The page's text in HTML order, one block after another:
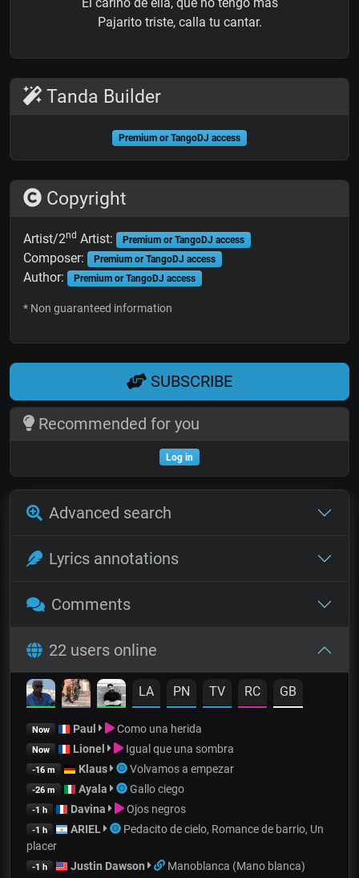
Pajarito triste, calla tu cantar.
Tanda Builder
Premium or TangoDJ access
Copyright
Artist/2nd Artist: Premium or TangoDJ access
Composer: Premium or TangoDJ access
Author: Premium or TangoDJ access
* Non guaranteed information
SUBSCRIBE
Recommended for you
Log in
Advanced search
Lyrics annotations
Comments
22 users online
LA PN TV RC GB
Now Paul Como una herida
Now Lionel Igual que una sombra
-16 m Klaus Volvamos a empezar
-26 m Ayala Gallo ciego
-1 h Davina Ojos negros
-1 h ARIEL
Pedacito de cielo, Romance de barrio, Un
placer
-1 h Justin Dawson Manoblanca (Mano blanca)